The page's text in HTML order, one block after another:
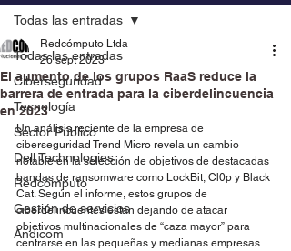
Todas las entradas
Ciberseguridad
Tecnología
Sector Público
Dell Technologies
Redcómputo
Gestión de servicios
Andicom
Todas las entradas
El aumento de los grupos RaaS reduce la
barrera de entrada para la ciberdelincuencia
en 2023
Redcómputo Ltda
26 sept 2023
Un análisis reciente de la empresa de
ciberseguridad Trend Micro revela un cambio
notable en la selección de objetivos de destacadas
bandas de ransomware como LockBit, Cl0p y Black
Cat. Según el informe, estos grupos de
ciberdelincuentes están dejando de atacar
objetivos multinacionales de “caza mayor” para
centrarse en las pequeñas y medianas empresas